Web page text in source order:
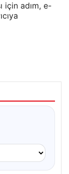
için adım, e-